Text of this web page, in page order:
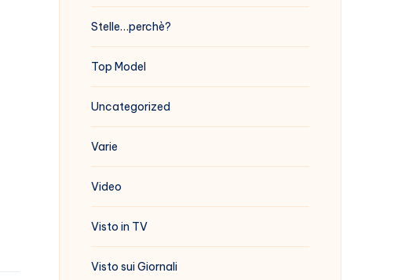
Stelle…perchè?
Top Model
Uncategorized
Varie
Video
Visto in TV
Visto sui Giornali